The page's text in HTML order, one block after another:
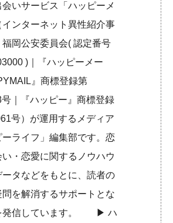
会いサービス「ハッピーメ
インターネット異性紹介事
岡公安委員会( 認定番号
)｜『ハッピーメー
』商標登録第
｜『ハッピー』商標登録
号）が運用するメディア
ーライフ」編集部です。恋
・恋愛に関するノウハウ
ータなどをもとに、読者の
を解消するサポートとな
発信しています。 ▶︎ハ